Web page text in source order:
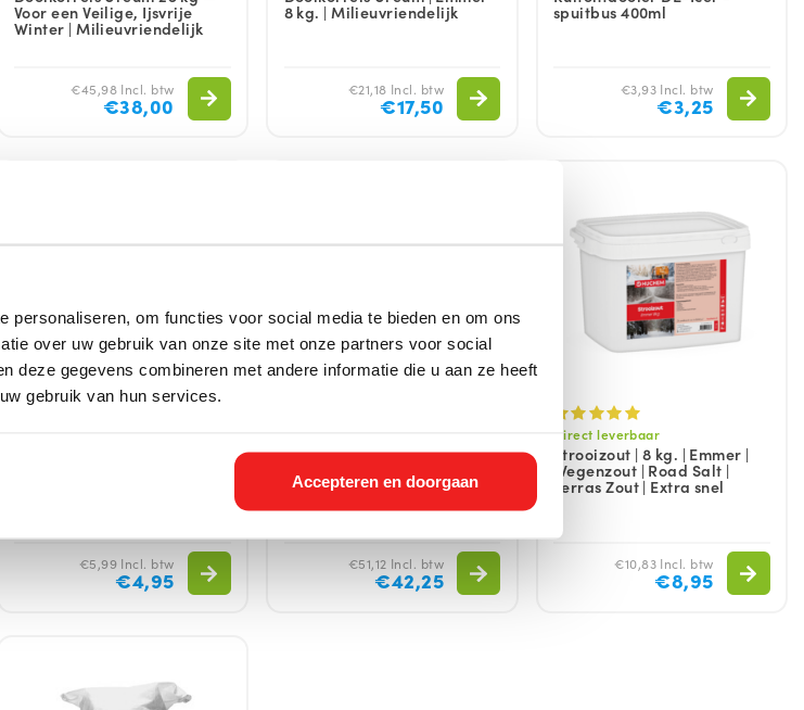
personaliseren, om functies voor social media te bieden en om ons
over uw gebruik van onze site met onze partners voor social
deze gegevens combineren met andere informatie die u aan ze heeft
gebruik van hun services.
Accepteren en doorgaan
Voor een Veilige, Ijsvrije
Winter | Milieuvriendelijk
€45,98 Incl. btw
€38,00
8 kg. | Milieuvriendelijk
€21,18 Incl. btw
€17,50
spuitbus 400ml
€3,93 Incl. btw
€3,25
€5,99 Incl. btw
€4,95
Ruitenwisservloeistof |
Concentraat | 20 ltr. | -60
Graden | Screen Wash |
€51,12 Incl. btw
€42,25
Direct leverbaar
Strooizout | 8 kg. | Emmer |
Wegenzout | Road Salt |
Terras Zout | Extra snel
€10,83 Incl. btw
€8,95